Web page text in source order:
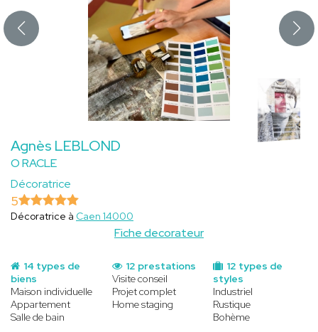
Agnès LEBLOND
O RACLE
Décoratrice
Fiche decorateur
5
Décoratrice à Caen 14000
14 types de
biens
Maison individuelle
Appartement
Salle de bain
12 types de
styles
Industriel
Rustique
Bohème
12 prestations
Visite conseil
Projet complet
Home staging